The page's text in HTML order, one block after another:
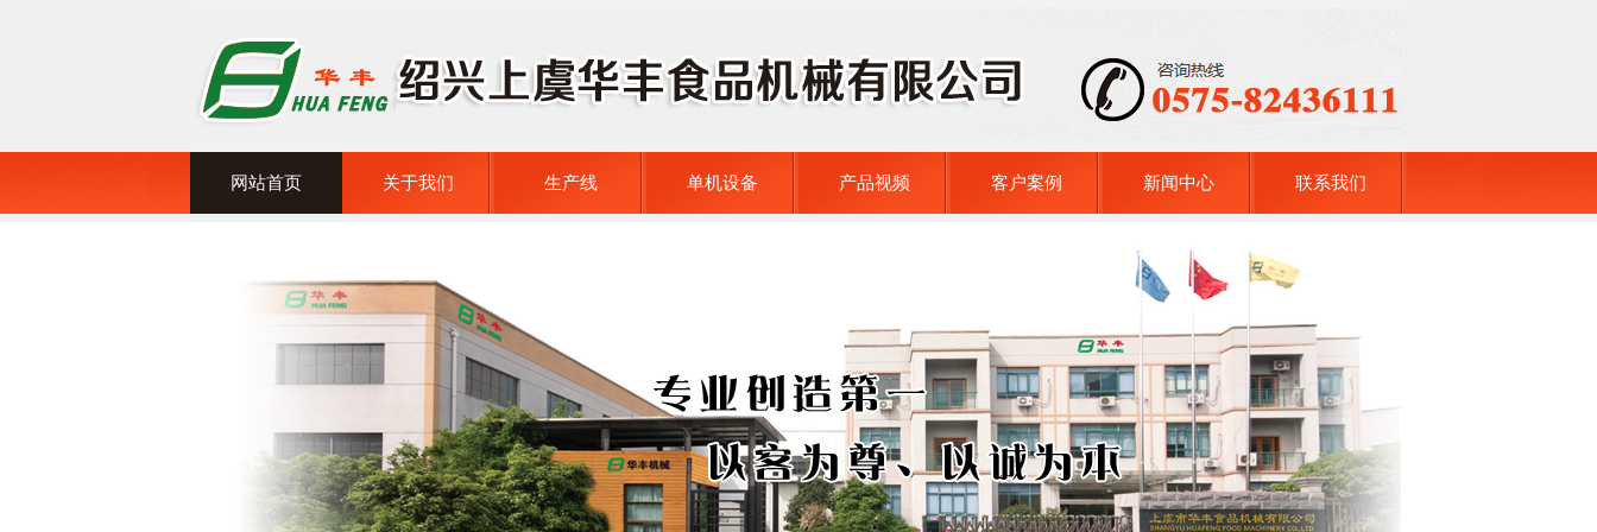
网站首页 关于我们 生产线 单机设备 产品视频 客户案例 新闻中心 联系我们